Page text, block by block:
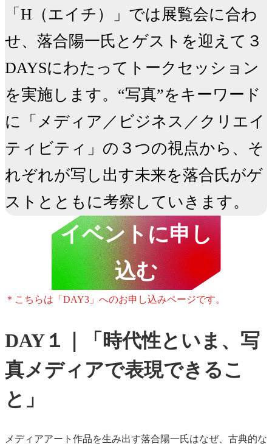
「H（エイチ）」では展覧会に合わ
せ、落合陽一氏とゲストを迎えて３
DAYSにわたってトークセッション
を実施します。“写真”をキーワード
に「メディア／ビジネス／クリエイ
ティビティ」の３つの視点から、そ
れぞれが写し出す未来を落合氏がゲ
ストとともに考察していきます。
イベントに申し
込む
＊こちらは「DAY3」へのお申し込みページです。
DAY１｜「時代性といま、写
真メディアで表現できるこ
と」
メディアアート作品を生み出す落合陽一氏はなぜ、古典的な